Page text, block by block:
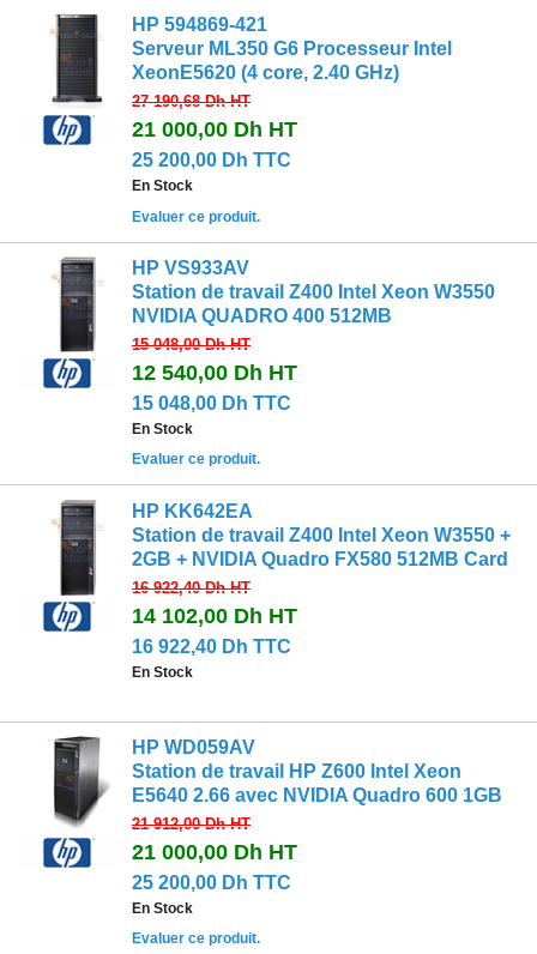
HP 594869-421
Serveur ML350 G6 Processeur Intel
XeonE5620 (4 core, 2.40 GHz)
27 190,68 DhHT
21 000,00 Dh HT
25 200,00 Dh TTC
En Stock
Evaluer ce produit.
HP VS933AV
Station de travail Z400 Intel Xeon W3550
NVIDIA QUADRO 400 512MB
15 048,00 DhHT
12 540,00 Dh HT
15 048,00 Dh TTC
En Stock
Evaluer ce produit.
HP KK642EA
Station de travail Z400 Intel Xeon W3550 +
2GB + NVIDIA Quadro FX580 512MB Card
16 922,40 DhHT
14 102,00 Dh HT
16 922,40 Dh TTC
En Stock
HP WD059AV
Station de travail HP Z600 Intel Xeon
E5640 2.66 avec NVIDIA Quadro 600 1GB
21 912,00 DhHT
21 000,00 Dh HT
25 200,00 Dh TTC
En Stock
Evaluer ce produit.